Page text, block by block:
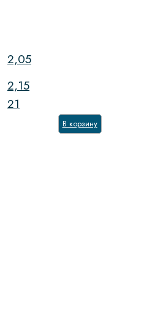
2,05
2,15
21
В корзину